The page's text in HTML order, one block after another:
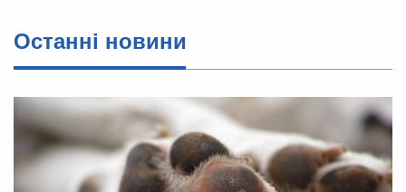
Останні новини